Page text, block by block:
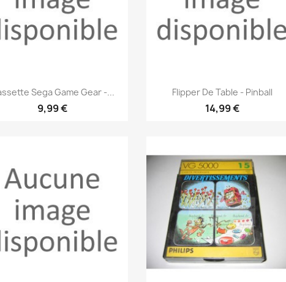
Aperçu rapide
Sega Game Gear -...
9,99 €
Aperçu rapide
Flipper De Table - Pinball
14,99 €